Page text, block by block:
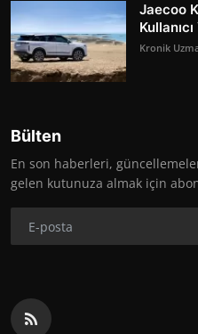
Jaecoo
Kronik
Bülten
En son haberleri,
gelen kutunuza almak için